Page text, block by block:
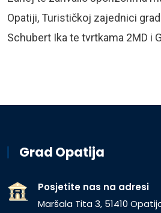
Opatiji, Turističkoj zajednici
Schubert Ika te tvrtkama 2MD i
Grad Opatija
Posjetite nas na adresi
Maršala Tita 3, 51410